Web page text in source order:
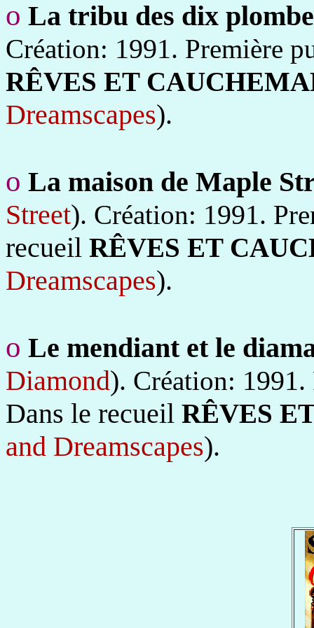
o La tribu des dix
Création: 1991. Première
RÊVES ET
Dreamscapes).
o La maison de Maple
Street). Création: 1991.
recueil RÊVES ET
Dreamscapes).
o Le mendiant et le
Diamond). Création: 1991.
Dans le recueil RÊVES
and Dreamscapes).